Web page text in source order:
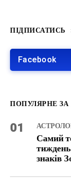
ПІДПИСАТИСЬ
Facebook
ПОПУЛЯРНЕ ЗА
01
Самий
знаків